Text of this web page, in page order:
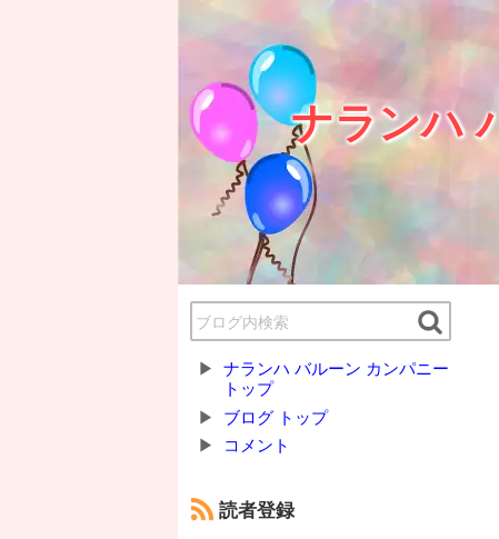
ナランハ
ナランハ バルーン カンパニー
トップ
ブログ トップ
コメント
読者登録